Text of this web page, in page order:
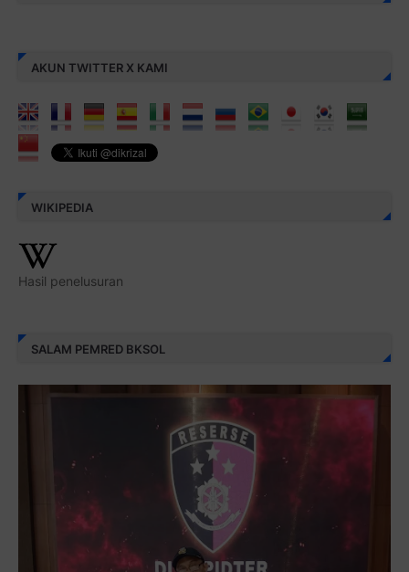
AKUN TWITTER X KAMI
WIKIPEDIA
Hasil penelusuran
SALAM PEMRED BKSOL